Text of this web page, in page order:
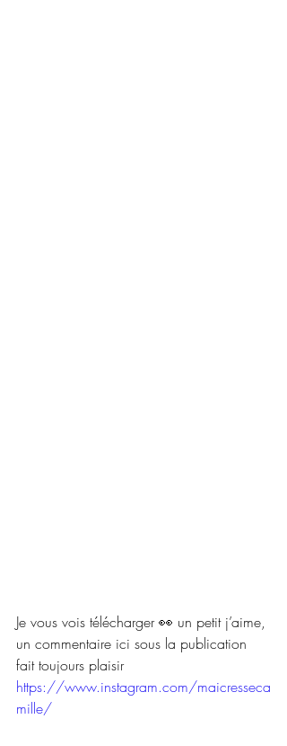
Je vous vois télécharger 👀 un petit j’aime,
un commentaire ici sous la publication
fait toujours plaisir
https://www.instagram.com/maicresseca
mille/